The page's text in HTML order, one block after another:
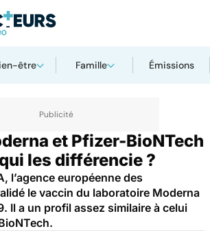
être Famille Émissions
Coronavirus
et Pfizer-BioNTech
les différencie ?
l’agence européenne des
le vaccin du laboratoire Moderna
Il a un profil assez similaire à celui